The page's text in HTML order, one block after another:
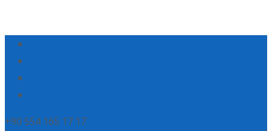
+90 554 165 17 17